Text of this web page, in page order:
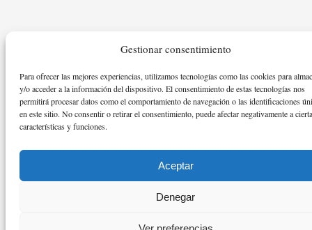
Gestionar consentimiento
Para ofrecer las mejores experiencias, utilizamos tecnologías como las cookies para
y/o acceder a la información del dispositivo. El consentimiento de estas tecnologías nos
permitirá procesar datos como el comportamiento de navegación o las identificaciones
en este sitio. No consentir o retirar el consentimiento, puede afectar negativamente a
características y funciones.
Aceptar
Denegar